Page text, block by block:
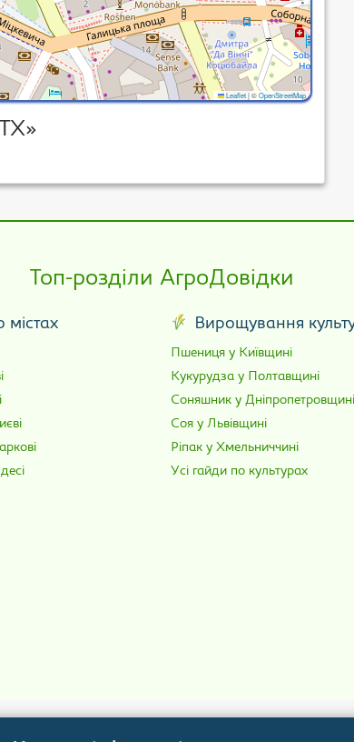
Leaflet|©OpenStreetMap
Топ-розділи АгроДовідки
містах Вирощування
Пшениця у Київщині
Кукурудза у Полтавщині
Соняшник у Дніпропетровщині
Соя у Львівщині
Ріпак у Хмельниччині
Усі гайди по культурах